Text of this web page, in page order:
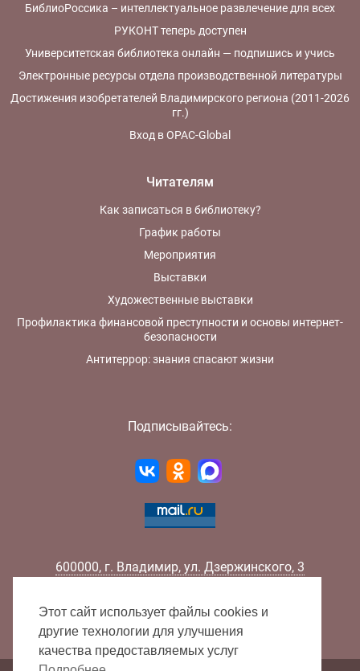
БиблиоРоссика – интеллектуальное развлечение для всех
РУКОНТ теперь доступен
Университетская библиотека онлайн — подпишись и учись
Электронные ресурсы отдела производственной литературы
Достижения изобретателей Владимирского региона (2011-2026
гг.)
Вход в OPAC-Global
Читателям
Как записаться в библиотеку?
График работы
Мероприятия
Выставки
Художественные выставки
Профилактика финансовой преступности и основы интернет-
безопасности
Антитеррор: знания спасают жизни
Подписывайтесь:
600000, г. Владимир, ул. Дзержинского, 3
Факс:
+7 (4922) 32-52-88
E-mail:
info@lib33.ru
Этот сайт использует файлы cookies и
другие технологии для улучшения
качества предоставляемых услуг